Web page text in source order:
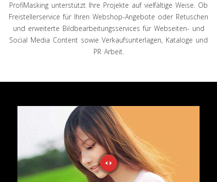
ProfiMasking unterstützt Ihre Projekte auf vielfältige Weise. Ob
Freistellerservice für Ihren Webshop-Angebote oder Retuschen
und erweiterte Bildbearbeitungsservices für Webseiten- und
Social Media Content sowie Verkaufsunterlagen, Kataloge und
PR Arbeit.